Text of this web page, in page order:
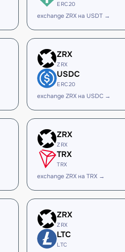
ERC20
exchange ZRX на USDT →
ZRX
ZRX
USDC
ERC20
exchange ZRX на USDC →
ZRX
ZRX
TRX
TRX
exchange ZRX на TRX →
ZRX
ZRX
LTC
LTC